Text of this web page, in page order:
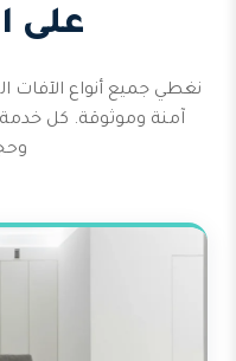
على
نغطي جميع أنواع الآفات
آمنة وموثوقة. كل